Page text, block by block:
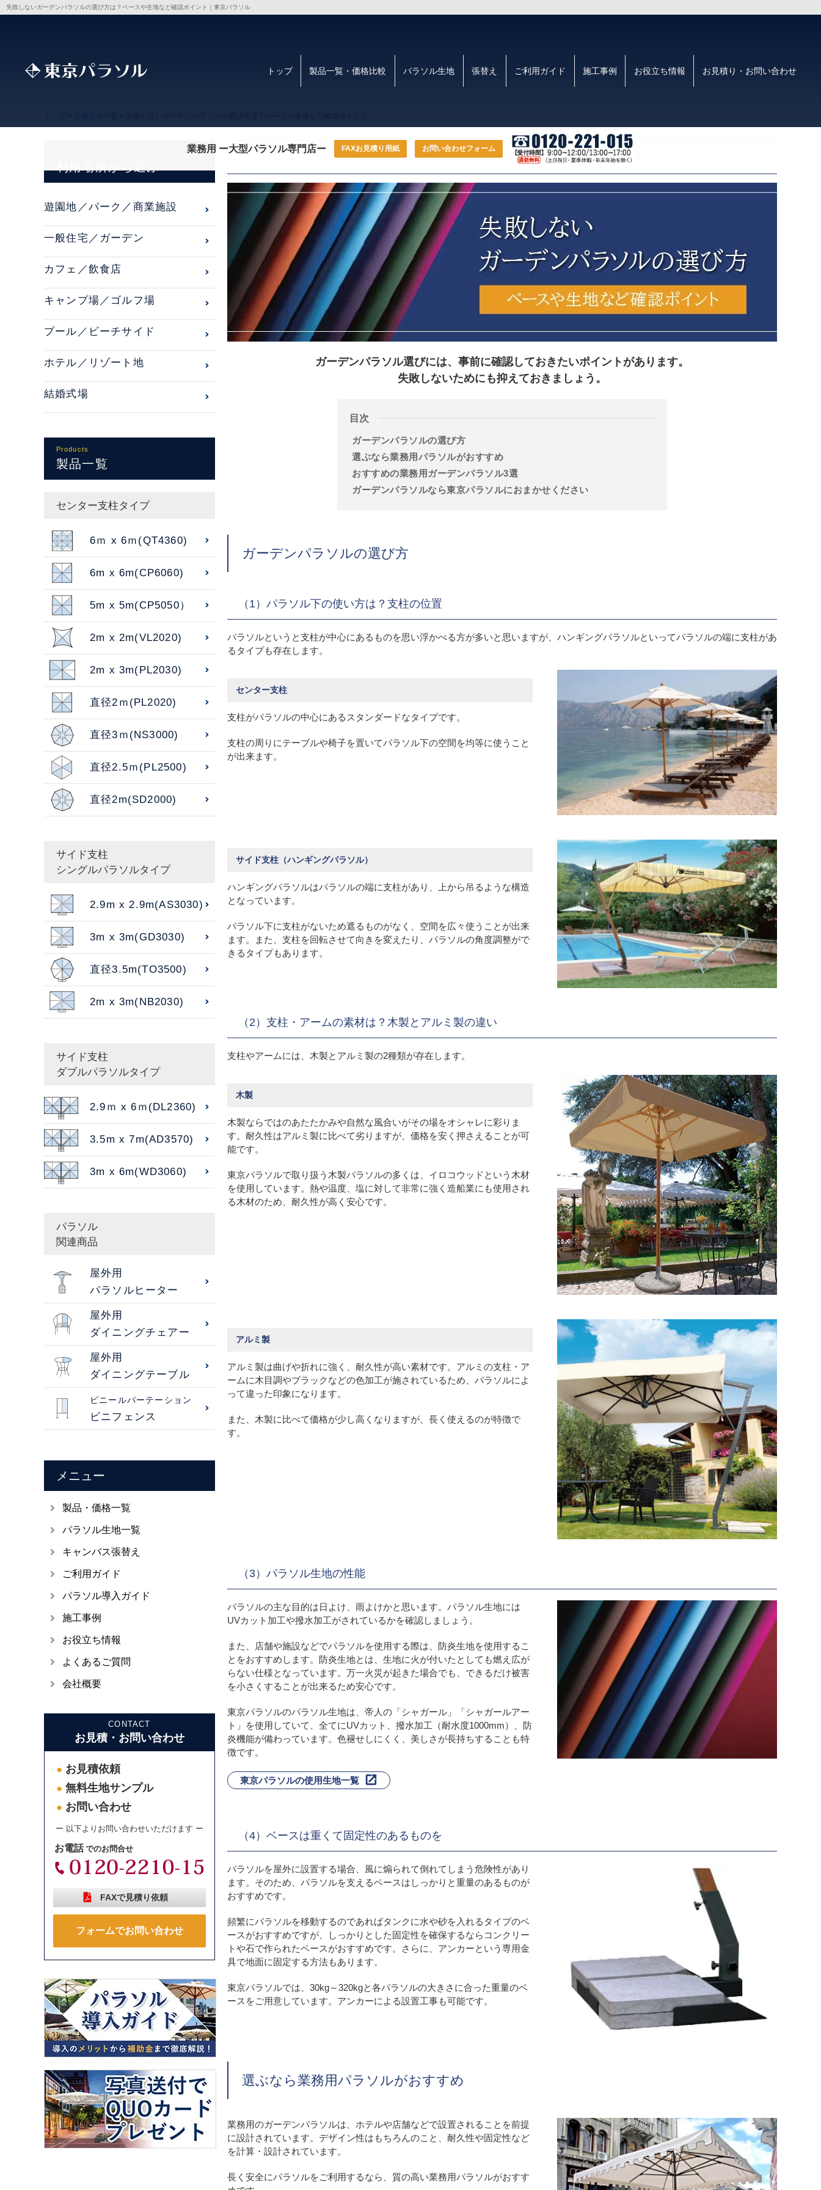
失敗しないガーデンパラソルの選び方は？ベースや生地など確認ポイント｜東京パラソル
トップ 製品一覧・価格比較 パラソル生地 張替え ご利用ガイド 施工事例 お役立ち情報 お見積り・お問い合わせ
業務用 ー大型パラソル専門店ー FAXお見積り用紙 お問い合わせフォーム
失敗しないガーデンパラソルの選び方は？ベースや生地など確認ポイント
ガーデンパラソル選びには、事前に確認しておきたいポイントがあります。
失敗しないためにも抑えておきましょう。
目次
ガーデンパラソルの選び方
選ぶなら業務用パラソルがおすすめ
おすすめの業務用ガーデンパラソル3選
ガーデンパラソルなら東京パラソルにおまかせください
ガーデンパラソルの選び方
（1）パラソル下の使い方は？支柱の位置
パラソルというと支柱が中心にあるものを思い浮かべる方が多いと思いますが、ハンギングパラソルといってパラソルの端に支柱があ
るタイプも存在します。
センター支柱
支柱がパラソルの中心にあるスタンダードなタイプです。
支柱の周りにテーブルや椅子を置いてパラソル下の空間を均等に使うこと
が出来ます。
サイド支柱（ハンギングパラソル）
ハンギングパラソルはパラソルの端に支柱があり、上から吊るような構造
となっています。
パラソル下に支柱がないため遮るものがなく、空間を広々使うことが出来
ます。また、支柱を回転させて向きを変えたり、パラソルの角度調整がで
きるタイプもあります。
（2）支柱・アームの素材は？木製とアルミ製の違い
支柱やアームには、木製とアルミ製の2種類が存在します。
木製
木製ならではのあたたかみや自然な風合いがその場をオシャレに彩りま
す。耐久性はアルミ製に比べて劣りますが、価格を安く押さえることが可
能です。
東京パラソルで取り扱う木製パラソルの多くは、イロコウッドという木材
を使用しています。熱や温度、塩に対して非常に強く造船業にも使用され
る木材のため、耐久性が高く安心です。
アルミ製
アルミ製は曲げや折れに強く、耐久性が高い素材です。アルミの支柱・ア
ームに木目調やブラックなどの色加工が施されているため、パラソルによ
って違った印象になります。
また、木製に比べて価格が少し高くなりますが、長く使えるのが特徴で
す。
（3）パラソル生地の性能
パラソルの主な目的は日よけ、雨よけかと思います。パラソル生地には
UVカット加工や撥水加工がされているかを確認しましょう。
また、店舗や施設などでパラソルを使用する際は、防炎生地を使用するこ
とをおすすめします。防炎生地とは、生地に火が付いたとしても燃え広が
らない仕様となっています。万一火災が起きた場合でも、できるだけ被害
を小さくすることが出来るため安心です。
東京パラソルのパラソル生地は、帝人の「シャガール」「シャガールアー
ト」を使用していて、全てにUVカット、撥水加工（耐水度1000mm）、防
炎機能が備わっています。色褪せしにくく、美しさが長持ちすることも特
徴です。
東京パラソルの使用生地一覧
（4）ベースは重くて固定性のあるものを
パラソルを屋外に設置する場合、風に煽られて倒れてしまう危険性があり
ます。そのため、パラソルを支えるベースはしっかりと重量のあるものが
おすすめです。
頻繁にパラソルを移動するのであればタンクに水や砂を入れるタイプのベ
ースがおすすめですが、しっかりとした固定性を確保するならコンクリー
トや石で作られたベースがおすすめです。さらに、アンカーという専用金
具で地面に固定する方法もあります。
東京パラソルでは、30kg～320kgと各パラソルの大きさに合った重量のベ
ースをご用意しています。アンカーによる設置工事も可能です。
選ぶなら業務用パラソルがおすすめ
業務用のガーデンパラソルは、ホテルや店舗などで設置されることを前提
に設計されています。デザイン性はもちろんのこと、耐久性や固定性など
を計算・設計されています。
長く安全にパラソルをご利用するなら、質の高い業務用パラソルがおすす
遊園地／パーク／商業施設
一般住宅／ガーデン
カフェ／飲食店
キャンプ場／ゴルフ場
プール／ビーチサイド
ホテル／リゾート地
結婚式場
Products
製品一覧
センター支柱タイプ
6ｍ x 6ｍ(QT4360)
6m x 6m(CP6060)
5m x 5m(CP5050）
2m x 2m(VL2020)
2m x 3m(PL2030)
直径2ｍ(PL2020)
直径3ｍ(NS3000)
直径2.5ｍ(PL2500)
直径2m(SD2000)
サイド支柱
シングルパラソルタイプ
2.9m x 2.9m(AS3030)
3m x 3m(GD3030)
直径3.5m(TO3500)
2m x 3m(NB2030)
サイド支柱
ダブルパラソルタイプ
2.9ｍ x 6ｍ(DL2360)
3.5m x 7m(AD3570)
3m x 6m(WD3060)
パラソル
関連商品
屋外用
パラソルヒーター
屋外用
ダイニングチェアー
屋外用
ダイニングテーブル
ビニールパーテーション
ビニフェンス
メニュー
製品・価格一覧
パラソル生地一覧
キャンバス張替え
ご利用ガイド
パラソル導入ガイド
施工事例
お役立ち情報
よくあるご質問
会社概要
CONTACT
お見積・お問い合わせ
● お見積依頼
● 無料生地サンプル
● お問い合わせ
ー 以下よりお問い合わせいただけます ー
お電話 でのお問合せ
FAXで見積り依頼
フォームでお問い合わせ